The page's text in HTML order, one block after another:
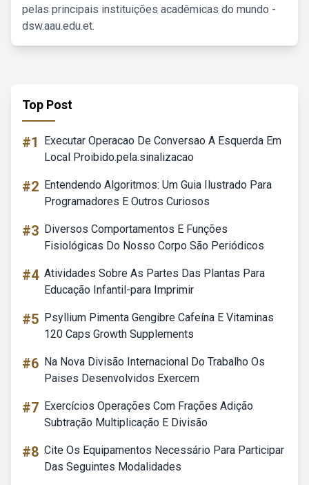
pelas principais instituições acadêmicas do mundo -
dsw.aau.edu.et.
Top Post
#1
Executar Operacao De Conversao A Esquerda Em
Local Proibido.pela.sinalizacao
#2 Entendendo Algoritmos: Um Guia Ilustrado Para
Programadores E Outros Curiosos
#3 Diversos Comportamentos E Funções
Fisiológicas Do Nosso Corpo São Periódicos
#4 Atividades Sobre As Partes Das Plantas Para
Educação Infantil-para Imprimir
#5 Psyllium Pimenta Gengibre Cafeína E Vitaminas
120 Caps Growth Supplements
#6 Na Nova Divisão Internacional Do Trabalho Os
Paises Desenvolvidos Exercem
#7 Exercícios Operações Com Frações Adição
Subtração Multiplicação E Divisão
#8 Cite Os Equipamentos Necessário Para Participar
Das Seguintes Modalidades